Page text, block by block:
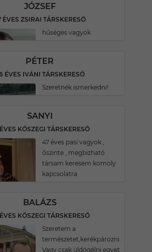
JÓZSEF
ÉVES ZSIRAI TÁRSKERESŐ
hűséges vagyok
PÉTER
ÉVES IVÁNI TÁRSKERESŐ
Szeretnék ismerkedni!
SANYI
KŐSZEGI TÁRSKERESŐ
47 éves pasi vagyok ,
őszinte , megbizható
társam keresem komoly
kapcsolatra
BALÁZS
KŐSZEGI TÁRSKERESŐ
Szeretem a
természetet,kerékpározni.
Vagy csak üldögélni egyet